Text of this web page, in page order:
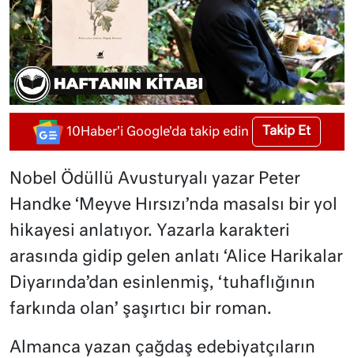
10Haber'i Google'da takip edin Takip Et
Nobel Ödüllü Avusturyalı yazar Peter
Handke ‘Meyve Hırsızı’nda masalsı bir yol
hikayesi anlatıyor. Yazarla karakteri
arasında gidip gelen anlatı ‘Alice Harikalar
Diyarında’dan esinlenmiş, ‘tuhaflığının
farkında olan’ şaşırtıcı bir roman.
Almanca yazan çağdaş edebiyatçıların